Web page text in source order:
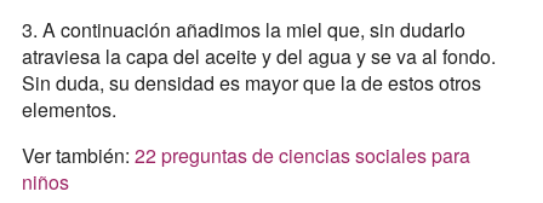
3. A continuación añadimos la miel que, sin dudarlo
atraviesa la capa del aceite y del agua y se va al fondo.
Sin duda, su densidad es mayor que la de estos otros
elementos.
Ver también: 22 preguntas de ciencias sociales para
niños